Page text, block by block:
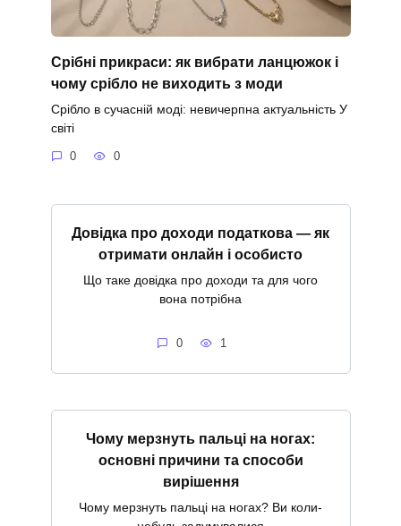
Срібні прикраси: як вибрати ланцюжок і
чому срібло не виходить з моди
Срібло в сучасній моді: невичерпна актуальність У
світі
0 0
Довідка про доходи податкова — як
отримати онлайн і особисто
Що таке довідка про доходи та для чого
вона потрібна
0 1
Чому мерзнуть пальці на ногах:
основні причини та способи
вирішення
Чому мерзнуть пальці на ногах? Ви коли-